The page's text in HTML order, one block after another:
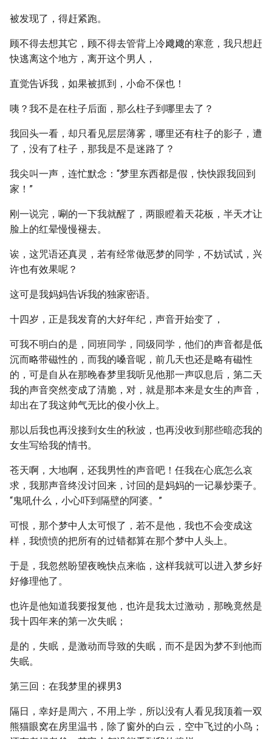
被发现了，得赶紧跑。
顾不得去想其它，顾不得去管背上冷飕飕的寒意，我只想赶
快逃离这个地方，离开这个男人，
直觉告诉我，如果被抓到，小命不保也！
咦？我不是在柱子后面，那么柱子到哪里去了？
我回头一看，却只看见层层薄雾，哪里还有柱子的影子，遭
了，没有了柱子，那我是不是迷路了？
我尖叫一声，连忙默念：“梦里东西都是假，快快跟我回到
家！”
刚一说完，唰的一下我就醒了，两眼瞪着天花板，半天才让
脸上的红晕慢慢褪去。
诶，这咒语还真灵，若有经常做恶梦的同学，不妨试试，兴
许也有效果呢？
这可是我妈妈告诉我的独家密语。
十四岁，正是我发育的大好年纪，声音开始变了，
可我不明白的是，同班同学，同级同学，他们的声音都是低
沉而略带磁性的，而我的嗓音呢，前几天也还是略有磁性
的，可是自从在那晚春梦里我听见他那一声叹息后，第二天
我的声音突然变成了清脆，对，就是那本来是女生的声音，
却出在了我这帅气无比的俊小伙上。
那以后我也再没接到女生的秋波，也再没收到那些暗恋我的
女生写给我的情书。
苍天啊，大地啊，还我男性的声音吧！任我在心底怎么哀
求，我那声音终没讨回来，讨回的是妈妈的一记暴炒栗子。
“鬼吼什么，小心吓到隔壁的阿婆。”
可恨，那个梦中人太可恨了，若不是他，我也不会变成这
样，我愤愤的把所有的过错都算在那个梦中人头上。
于是，我忽然盼望夜晚快点来临，这样我就可以进入梦乡好
好修理他了。
也许是他知道我要报复他，也许是我太过激动，那晚竟然是
我十四年来的第一次失眠；
是的，失眠，是激动而导致的失眠，而不是因为梦不到他而
失眠。
第三回：在我梦里的裸男3
隔日，幸好是周六，不用上学，所以没有人看见我顶着一双
熊猫眼窝在房里温书，除了窗外的白云，空中飞过的小鸟；